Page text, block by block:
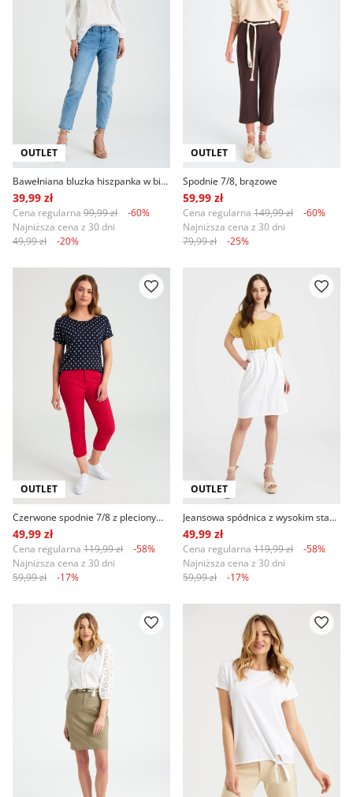
OUTLET
Bawełniana bluzka hiszpanka w białym kolorze
39,99 zł
Cena regularna 99,99 zł
-60%
Najniższa cena z 30 dni
49,99 zł
-20%
OUTLET
Spodnie 7/8, brązowe
59,99 zł
Cena regularna 149,99 zł
-60%
Najniższa cena z 30 dni
79,99 zł
-25%
OUTLET
Czerwone spodnie 7/8 z plecionym paskiem
49,99 zł
Cena regularna 119,99 zł
-58%
Najniższa cena z 30 dni
59,99 zł
-17%
OUTLET
Jeansowa spódnica z wysokim stanem, biała
49,99 zł
Cena regularna 119,99 zł
-58%
Najniższa cena z 30 dni
59,99 zł
-17%